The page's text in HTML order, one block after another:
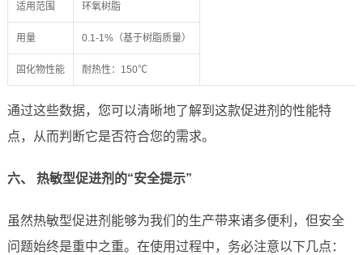
适用范围 环氧树脂
用量 0.1-1%（基于树脂质量）
固化物性能 耐热性：150℃
通过这些数据，您可以清晰地了解到这款促进剂的性能特
点，从而判断它是否符合您的需求。
六、 热敏型促进剂的“安全提示”
虽然热敏型促进剂能够为我们的生产带来诸多便利，但安全
问题始终是重中之重。在使用过程中，务必注意以下几点：